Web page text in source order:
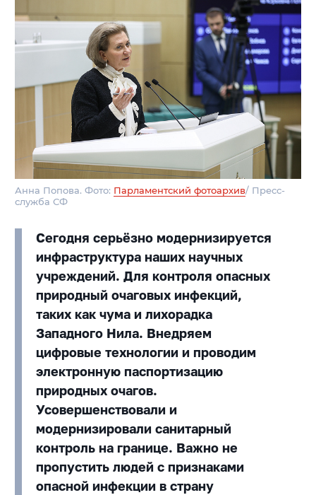
Анна Попова. Фото: Парламентский фотоархив/ Пресс-
служба СФ
Сегодня серьёзно модернизируется
инфраструктура наших научных
учреждений. Для контроля опасных
природный очаговых инфекций,
таких как чума и лихорадка
Западного Нила. Внедряем
цифровые технологии и проводим
электронную паспортизацию
природных очагов.
Усовершенствовали и
модернизировали санитарный
контроль на границе. Важно не
пропустить людей с признаками
опасной инфекции в страну